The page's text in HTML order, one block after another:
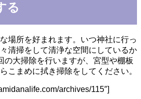
る
場所を好まれます。いつ神社に行っ
清掃をして清浄な空間にしているか
の大掃除を行いますが、宮型や棚板
こまめに拭き掃除をしてください。
archives/115″]